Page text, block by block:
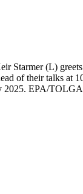
Starmer (L) greets
of their talks at
2025. EPA/TOLGA